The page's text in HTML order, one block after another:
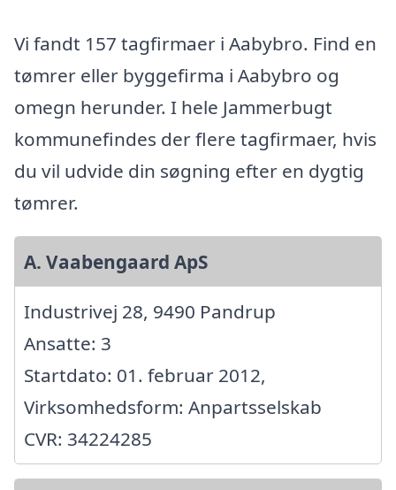
Vi fandt 157 tagfirmaer i Aabybro. Find en
tømrer eller byggefirma i Aabybro og
omegn herunder. I hele Jammerbugt
kommunefindes der flere tagfirmaer, hvis
du vil udvide din søgning efter en dygtig
tømrer.
A. Vaabengaard ApS
Industrivej 28, 9490 Pandrup
Ansatte: 3
Startdato: 01. februar 2012,
Virksomhedsform: Anpartsselskab
CVR: 34224285